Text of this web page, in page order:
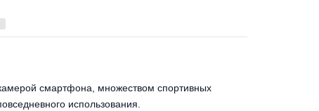
смартфона, множеством спортивных
использования.